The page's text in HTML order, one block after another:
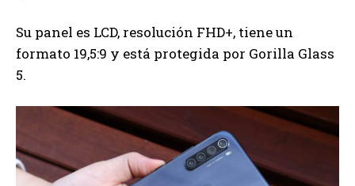
Su panel es LCD, resolución FHD+, tiene un
formato 19,5:9 y está protegida por Gorilla Glass
5.